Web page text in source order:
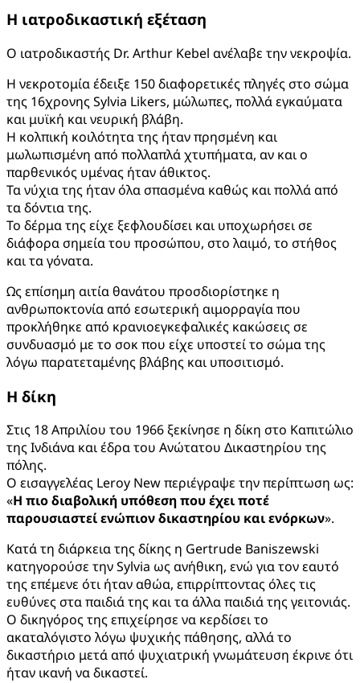
Η ιατροδικαστική εξέταση
Ο ιατροδικαστής Dr. Arthur Kebel ανέλαβε την νεκροψία.
Η νεκροτομία έδειξε 150 διαφορετικές πληγές στο σώμα
της 16χρονης Sylvia Likers, μώλωπες, πολλά εγκαύματα
και μυϊκή και νευρική βλάβη.
Η κολπική κοιλότητα της ήταν πρησμένη και
μωλωπισμένη από πολλαπλά χτυπήματα, αν και ο
παρθενικός υμένας ήταν άθικτος.
Τα νύχια της ήταν όλα σπασμένα καθώς και πολλά από
τα δόντια της.
Το δέρμα της είχε ξεφλουδίσει και υποχωρήσει σε
διάφορα σημεία του προσώπου, στο λαιμό, το στήθος
και τα γόνατα.
Ως επίσημη αιτία θανάτου προσδιορίστηκε η
ανθρωποκτονία από εσωτερική αιμορραγία που
προκλήθηκε από κρανιοεγκεφαλικές κακώσεις σε
συνδυασμό με το σοκ που είχε υποστεί το σώμα της
λόγω παρατεταμένης βλάβης και υποσιτισμό.
Η δίκη
Στις 18 Απριλίου του 1966 ξεκίνησε η δίκη στο Καπιτώλιο
της Ινδιάνα και έδρα του Ανώτατου Δικαστηρίου της
πόλης.
Ο εισαγγελέας Leroy New περιέγραψε την περίπτωση ως:
«Η πιο διαβολική υπόθεση που έχει ποτέ
παρουσιαστεί ενώπιον δικαστηρίου και ενόρκων».
Κατά τη διάρκεια της δίκης η Gertrude Baniszewski
κατηγορούσε την Sylvia ως ανήθικη, ενώ για τον εαυτό
της επέμενε ότι ήταν αθώα, επιρρίπτοντας όλες τις
ευθύνες στα παιδιά της και τα άλλα παιδιά της γειτονιάς.
Ο δικηγόρος της επιχείρησε να κερδίσει το
ακαταλόγιστο λόγω ψυχικής πάθησης, αλλά το
δικαστήριο μετά από ψυχιατρική γνωμάτευση έκρινε ότι
ήταν ικανή να δικαστεί.